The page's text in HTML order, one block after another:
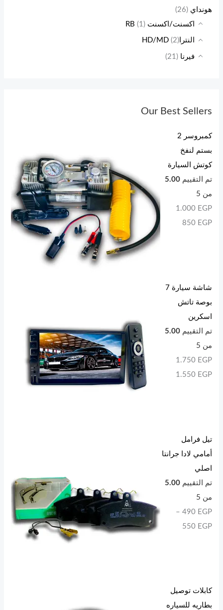
هونداي (26)
اكسنت/اكسنت RB(1)
النتراHD/MD(2)
فيرنا (21)
Our Best Sellers
كمبروسر 2
بستم لنفخ
كوتش السيارة
تم التقييم5.00
من 5
1.000 EGP
850 EGP
شاشة سيارة 7
بوصة تاتش
اسكرين
تم التقييم5.00
من 5
1.750 EGP
1.550 EGP
تيل فرامل
أمامي لادا جرانتا
اصلي
تم التقييم5.00
من 5
490 EGP
–
550 EGP
كابلات توصيل
بطاريه للسياره